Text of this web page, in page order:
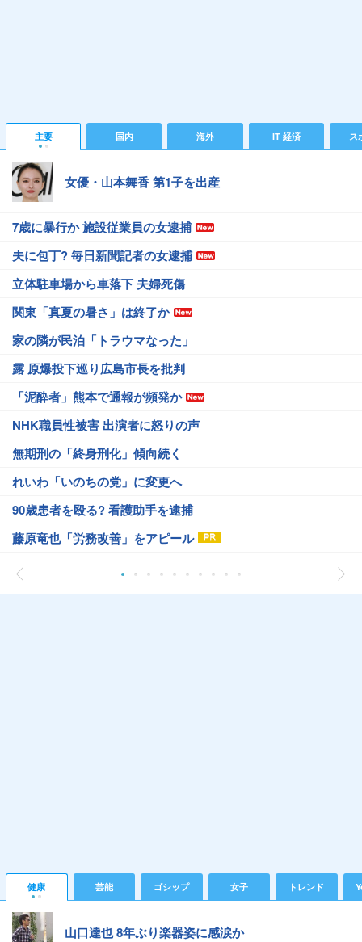
主要 国内 海外 IT 経済 ス
女優・山本舞香 第1子を出産
7歳に暴行か 施設従業員の女逮捕
夫に包丁? 毎日新聞記者の女逮捕
立体駐車場から車落下 夫婦死傷
関東「真夏の暑さ」は終了か
家の隣が民泊「トラウマなった」
露 原爆投下巡り広島市長を批判
「泥酔者」熊本で通報が頻発か
NHK職員性被害 出演者に怒りの声
無期刑の「終身刑化」傾向続く
れいわ「いのちの党」に変更へ
90歳患者を殴る? 看護助手を逮捕
藤原竜也「労務改善」をアピール
健康 芸能 ゴシップ 女子 トレンド
山口達也 8年ぶり楽器姿に感涙か